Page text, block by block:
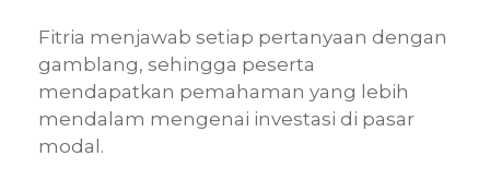
Fitria menjawab setiap pertanyaan dengan
gamblang, sehingga peserta
mendapatkan pemahaman yang lebih
mendalam mengenai investasi di pasar
modal.